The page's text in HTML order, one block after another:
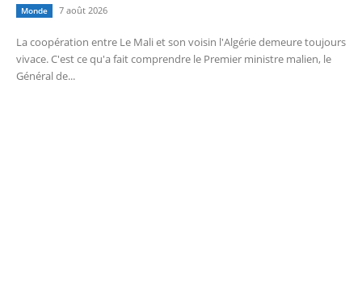
Monde 7 août 2026
La coopération entre Le Mali et son voisin l'Algérie demeure toujours
vivace. C'est ce qu'a fait comprendre le Premier ministre malien, le
Général de...